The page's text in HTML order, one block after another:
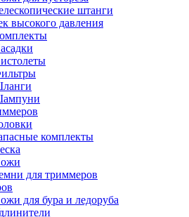
штанги
высокого давления
комплекты
для триммеров
для бура и ледоруба